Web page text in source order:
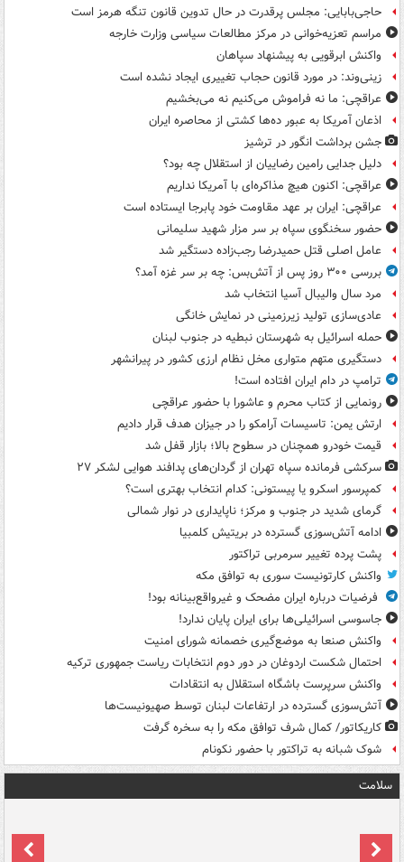
حاجی‌بابایی: مجلس پرقدرت در حال تدوین قانون تنگه هرمز است
مراسم تعزیه‌خوانی در مرکز مطالعات سیاسی وزارت خارجه
واکنش ابرقویی به پیشنهاد سپاهان
زینی‌وند: در مورد قانون حجاب تغییری ایجاد نشده است
عراقچی: ما نه فراموش می‌کنیم نه می‌بخشیم
اذعان آمریکا به عبور ده‌ها کشتی از محاصره ایران
جشن برداشت انگور در ترشیز
دلیل جدایی رامین رضاییان از استقلال چه بود؟
عراقچی: اکنون هیچ مذاکره‌ای با آمریکا نداریم
عراقچی: ایران بر عهد مقاومت خود پابرجا ایستاده است
حضور سخنگوی سپاه بر سر مزار شهید سلیمانی
عامل اصلی قتل حمیدرضا رجب‌زاده دستگیر شد
بررسی ۳۰۰ روز پس از آتش‌بس: چه بر سر غزه آمد؟
مرد سال والیبال آسیا انتخاب شد
عادی‌سازی تولید زیرزمینی در نمایش خانگی
حمله اسرائیل به شهرستان نبطیه در جنوب لبنان
دستگیری متهم متواری مخل نظام ارزی کشور در پیرانشهر
ترامپ در دام ایران افتاده است!
رونمایی از کتاب محرم و عاشورا با حضور عراقچی
ارتش یمن: تاسیسات آرامکو را در جیزان هدف قرار دادیم
قیمت خودرو همچنان در سطوح بالا؛ بازار قفل شد
سرکشی فرمانده سپاه تهران از گردان‌های پدافند هوایی لشکر ۲۷
کمپرسور اسکرو یا پیستونی: کدام انتخاب بهتری است؟
گرمای شدید در جنوب و مرکز؛ ناپایداری در نوار شمالی
ادامه آتش‌سوزی گسترده در بریتیش کلمبیا
پشت پرده تغییر سرمربی تراکتور
واکنش کارتونیست سوری به توافق مکه
فرضیات درباره ایران مضحک و غیرواقع‌بینانه بود!
جاسوسی اسرائیلی‌ها برای ایران پایان ندارد!
واکنش صنعا به موضع‌گیری خصمانه شورای امنیت
احتمال شکست اردوغان در دور دوم انتخابات ریاست جمهوری ترکیه
واکنش سرپرست باشگاه استقلال به انتقادات
آتش‌سوزی گسترده در ارتفاعات لبنان توسط صهیونیست‌ها
کاریکاتور/ کمال شرف توافق مکه را به سخره گرفت
شوک شبانه به تراکتور با حضور نکونام
سلامت